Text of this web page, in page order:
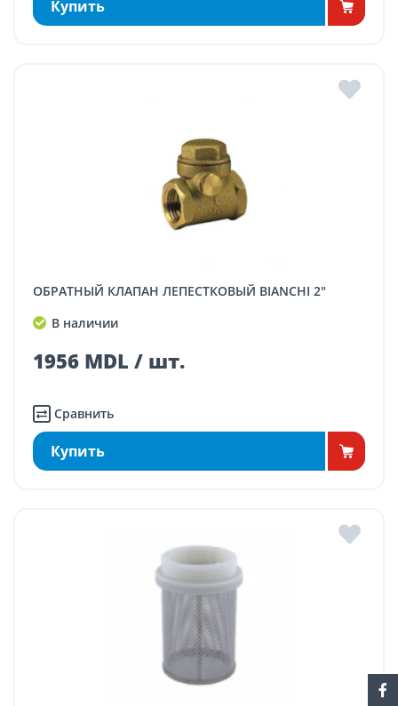
Купить
ОБРАТНЫЙ КЛАПАН ЛЕПЕСТКОВЫЙ BIANCHI 2"
В наличии
1956 MDL / шт.
Сравнить
Купить